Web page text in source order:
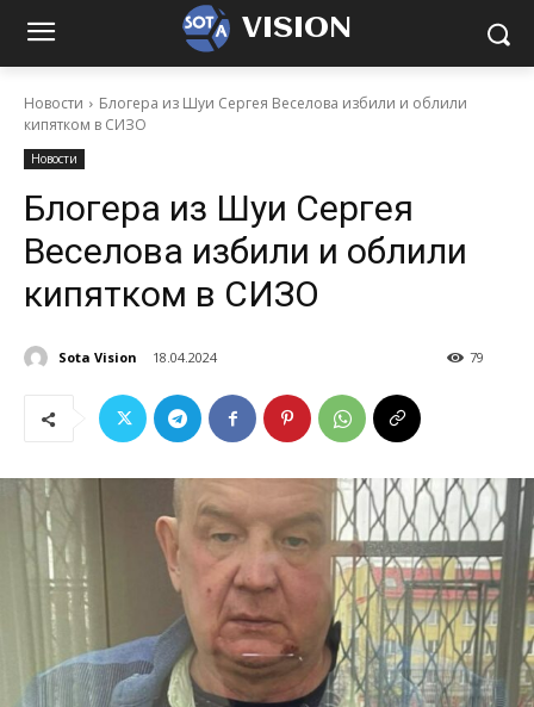
VISION
Новости
Блогера из Шуи Сергея Веселова избили и облили
кипятком в СИЗО
Новости
Блогера из Шуи Сергея
Веселова избили и облили
кипятком в СИЗО
Sota Vision 18.04.2024 79